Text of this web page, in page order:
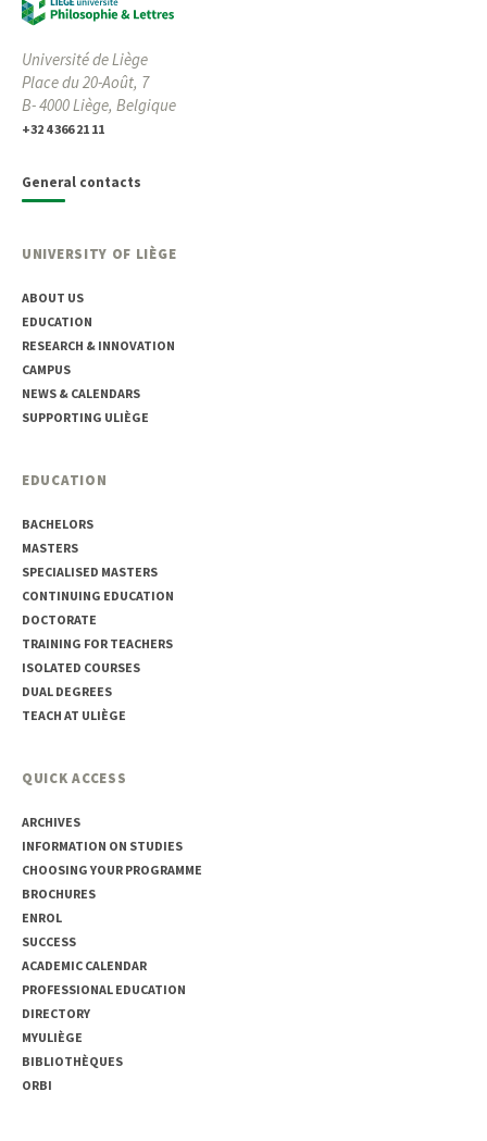
Université de Liège
Place du 20-Août, 7
B- 4000 Liège, Belgique
+32 4 366 21 11
General contacts
UNIVERSITY OF LIÈGE
ABOUT US
EDUCATION
RESEARCH & INNOVATION
CAMPUS
NEWS & CALENDARS
SUPPORTING ULIÈGE
EDUCATION
BACHELORS
MASTERS
SPECIALISED MASTERS
CONTINUING EDUCATION
DOCTORATE
TRAINING FOR TEACHERS
ISOLATED COURSES
DUAL DEGREES
TEACH AT ULIÈGE
QUICK ACCESS
ARCHIVES
INFORMATION ON STUDIES
CHOOSING YOUR PROGRAMME
BROCHURES
ENROL
SUCCESS
ACADEMIC CALENDAR
PROFESSIONAL EDUCATION
DIRECTORY
MYULIÈGE
BIBLIOTHÈQUES
ORBI